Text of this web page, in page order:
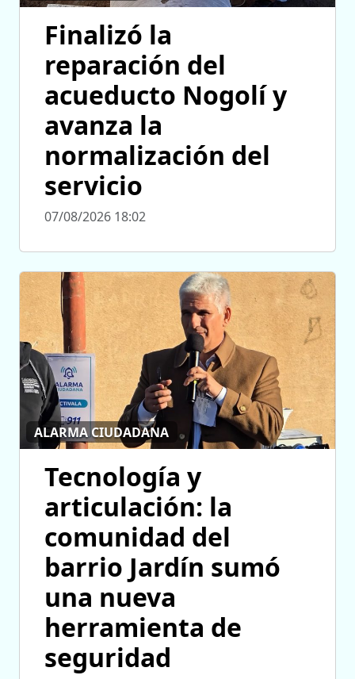
Finalizó la
reparación del
acueducto Nogolí y
avanza la
normalización del
servicio
07/08/2026 18:02
ALARMA CIUDADANA
Tecnología y
articulación: la
comunidad del
barrio Jardín sumó
una nueva
herramienta de
seguridad